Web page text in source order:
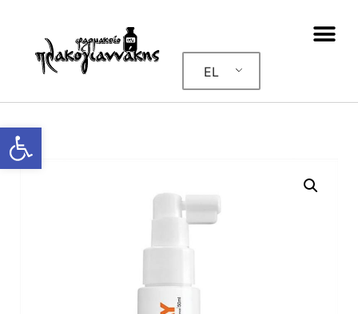
Ανοίξτε τη γραμμή εργαλείων
EL